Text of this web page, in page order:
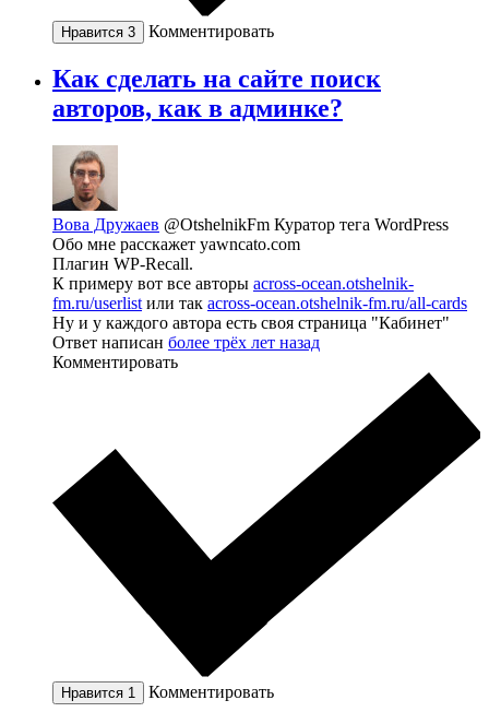
Нравится 3 Комментировать
Как сделать на сайте поиск
авторов, как в админке?
Вова Дружаев @OtshelnikFm Куратор тега WordPress
Обо мне расскажет yawncato.com
Плагин WP-Recall.
К примеру вот все авторы across-ocean.otshelnik-
fm.ru/userlist или так across-ocean.otshelnik-fm.ru/all-cards
Ну и у каждого автора есть своя страница "Кабинет"
Ответ написан более трёх лет назад
Комментировать
Нравится 1 Комментировать